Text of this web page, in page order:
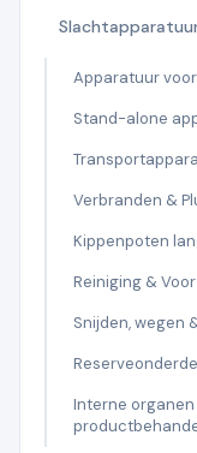
Apparatuur
Stand-alone
Verbranden &
Kippenpoten
Reiniging &
Snijden, wegen
Interne